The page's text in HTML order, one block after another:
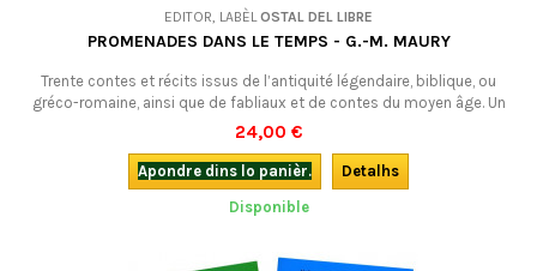
EDITOR, LABÈLOSTAL DEL LIBRE
PROMENADES DANS LE TEMPS - G.-M. MAURY
Trente contes et récits issus de l’antiquité légendaire, biblique, ou
gréco-romaine, ainsi que de fabliaux et de contes du moyen âge. Un
mélange savoureux de culture populaire et de culture savante... Bilingue
avec CD. Du même auteur, voir aussi Au fil du temps...
24,00 €
Apondre dins lo panièr.
Detalhs
Disponible